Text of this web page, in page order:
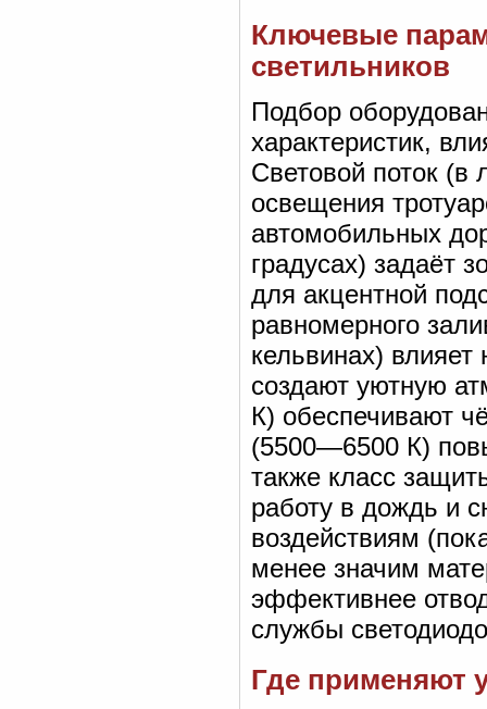
Ключевые
светильников
Подбор
характеристик,
Световой поток (в
освещения
автомобильных
градусах) задаёт
для акцентной
равномерного
кельвинах)
создают уютную
К) обеспечивают
(5500—6500 К)
также класс
работу в дождь и
воздействиям
менее значим
эффективнее
службы
Где применяют